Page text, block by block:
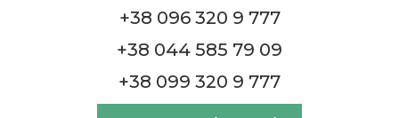
+38 096 320 9 777
+38 044 585 79 09
+38 099 320 9 777